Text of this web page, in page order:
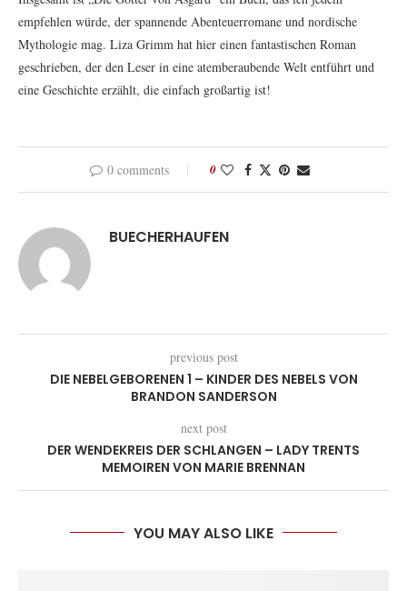
empfehlen würde, der spannende Abenteuerromane und nordische
Mythologie mag. Liza Grimm hat hier einen fantastischen Roman
geschrieben, der den Leser in eine atemberaubende Welt entführt und
eine Geschichte erzählt, die einfach großartig ist!
0 comments 0
BUECHERHAUFEN
previous post
DIE NEBELGEBORENEN 1 – KINDER DES NEBELS VON
BRANDON SANDERSON
next post
DER WENDEKREIS DER SCHLANGEN – LADY TRENTS
MEMOIREN VON MARIE BRENNAN
YOU MAY ALSO LIKE